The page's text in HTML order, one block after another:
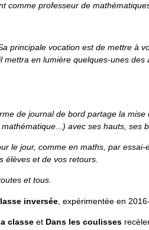
comme professeur de
principale vocation est de mettre à
mettra en lumière quelques-unes
de journal de bord partage la
avec ses hauts, ses
le jour, comme en maths, par
élèves et de vos retours.
et tous.
inversée , expérimentée en
classe et Dans les coulisses